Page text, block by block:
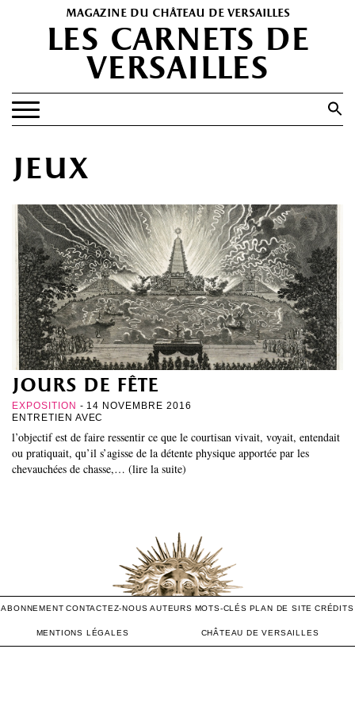
magazine du château de versailles
les carnets de
versailles
Search Button
SPECTACLES
PORTFOLIOS
HISTOIRE(S)
LES +
ABONNEMENT GRATUIT AU MAGAZINE
jeux
jours de fête
EXPOSITION - 14 NOVEMBRE 2016
ENTRETIEN AVEC
l’objectif est de faire ressentir ce que le courtisan vivait, voyait, entendait
ou pratiquait, qu’il s’agisse de la détente physique apportée par les
chevauchées de chasse,… (lire la suite)
ABONNEMENT CONTACTEZ-NOUS AUTEURS MOTS-CLÉS PLAN DE SITE CRÉDITS
MENTIONS LÉGALES CHÂTEAU DE VERSAILLES